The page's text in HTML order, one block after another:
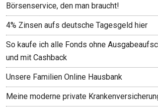
Börsenservice, den man braucht!
4% Zinsen aufs deutsche Tagesgeld hier
So kaufe ich alle Fonds ohne
und mit Cashback
Unsere Familien Online Hausbank
Meine moderne private